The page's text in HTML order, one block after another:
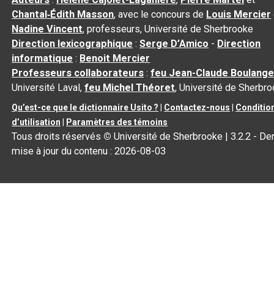
Chantal‑Édith Masson, avec le concours de Louis Mercier
Nadine Vincent, professeurs, Université de Sherbrooke
Direction lexicographique :Serge D’Amico - Direction
informatique : Benoit Mercier
Professeurs collaborateurs :feu Jean-Claude
Université Laval,feu Michel Théoret, Université de
Qu’est-ce que le dictionnaire Usito ? Contactez-nous
d’utilisation
Paramètres des témoins
Tous droits réservés © Université de Sherbrooke |3.2.2 -
mise à jour du contenu :2026-08-03